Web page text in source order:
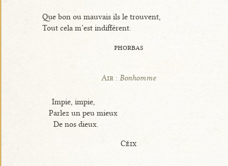
Que bon ou mauvais ils le trouvent,
Tout cela m’est indifférent.
phorbas
Air :Bonhomme
Impie, impie,
Parlez un peu mieux
De nos dieux.
Céix